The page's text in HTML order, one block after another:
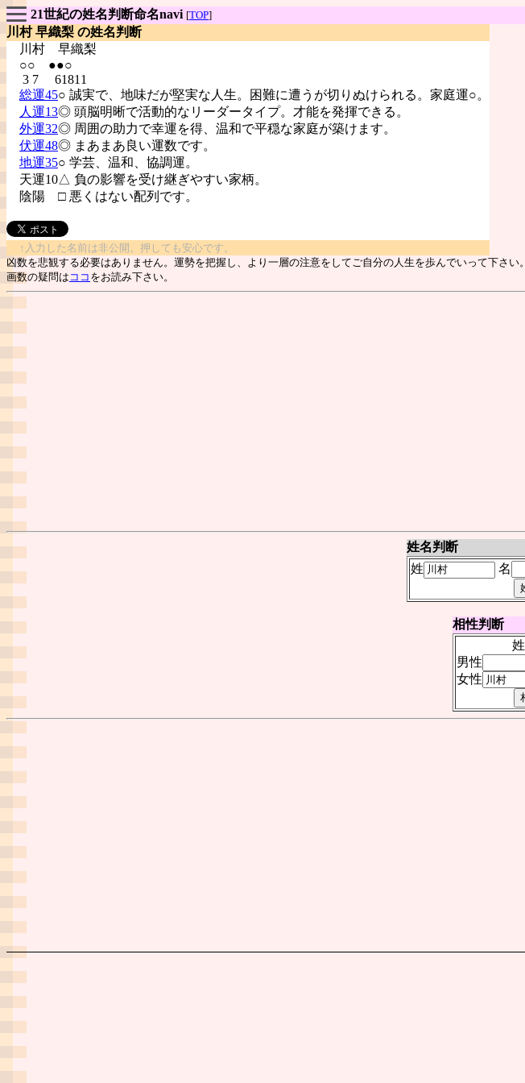
21世紀の姓名判断命名navi [TOP]
川村 早織梨 の姓名判断
川村 早織梨
○○ ●●○
3 7 61811
総運45○ 誠実で、地味だが堅実な人生。困難に遭うが切りぬけられる。家庭運○。
人運13◎ 頭脳明晰で活動的なリーダータイプ。才能を発揮できる。
外運32◎ 周囲の助力で幸運を得、温和で平穏な家庭が築けます。
伏運48◎ まあまあ良い運数です。
地運35○ 学芸、温和、協調運。
天運10△ 負の影響を受け継ぎやすい家柄。
陰陽 □ 悪くはない配列です。
↑入力した名前は非公開。押しても安心です。
凶数を悲観する必要はありません。運勢を把握し、より一層の注意をしてご自分の人生を歩んでいって下さい。
画数の疑問は ココ をお読み下さい。
姓名判断
姓
名
相性判断
姓
男性
女性